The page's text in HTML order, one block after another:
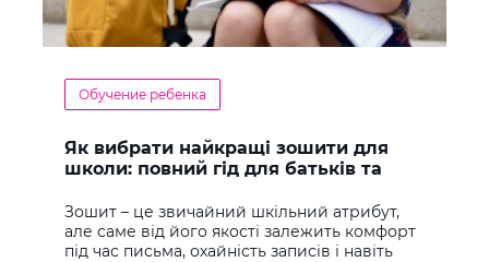
Обучение ребенка
Як вибрати найкращі зошити для
школи: повний гід для батьків та
Зошит – це звичайний шкільний атрибут,
але саме від його якості залежить комфорт
під час письма, охайність записів і навіть